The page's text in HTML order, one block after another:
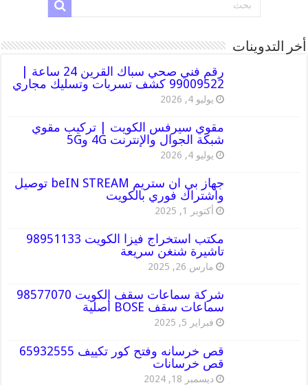
أخر التدوينات
رقم فني صحي سباك القرين 24 ساعة |
99009522 كشف تسربات وتسليك مجاري
يوليو 4, 2026
مقوي سيرفس الكويت | تركيب مقوي
شبكة الجوال والإنترنت 4G و5G
يوليو 4, 2026
جهاز بي ان ستريم beIN STREAM توصيل
واشتراك فوري بالكويت
أكتوبر 1, 2025
مكتب استخراج فيزا الكويت 98951133
تاشيرة شنغن سريعة
مارس 26, 2025
شركة سماعات سقف الكويت 98577070
سماعات سقف BOSE أصلية
فبراير 5, 2025
قص خرسانه وفتح كور تكييف 65932555
قص خرسانات
ديسمبر 18, 2024